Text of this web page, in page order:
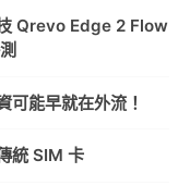
Qrevo Edge 2 Flow
可能早就在外流！
統 SIM 卡